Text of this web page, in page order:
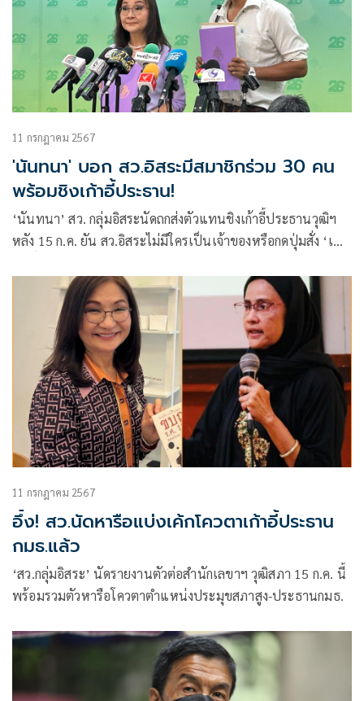
11 กรกฎาคม 2567
'นันทนา' บอก สว.อิสระมีสมาชิกร่วม 30 คน
พร้อมชิงเก้าอี้ประธาน!
‘นันทนา’ สว. กลุ่มอิสระนัดถกส่งตัวแทนชิงเก้าอี้ประธานวุฒิฯ
หลัง 15 ก.ค. ยัน สว.อิสระไม่มีใครเป็นเจ้าของหรือกดปุ่มสั่ง ‘เทว
ประชาธิปไตย
11 กรกฎาคม 2567
อึ้ง! สว.นัดหารือแบ่งเค้กโควตาเก้าอี้ประธาน
กมธ.แล้ว
‘สว.กลุ่มอิสระ’ นัดรายงานตัวต่อสำนักเลขาฯ วุฒิสภา 15 ก.ค. นี้
พร้อมรวมตัวหารือโควตาตำแหน่งประมุขสภาสูง-ประธานกมธ.